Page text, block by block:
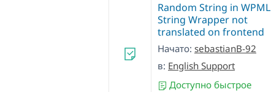
Random String in WPML
String Wrapper not
translated on frontend
Начато: sebastianB-92
в: English Support
Доступно быстрое